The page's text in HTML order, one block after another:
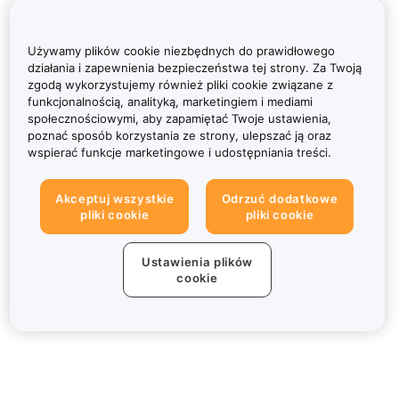
Używamy plików cookie niezbędnych do prawidłowego
działania i zapewnienia bezpieczeństwa tej strony. Za Twoją
zgodą wykorzystujemy również pliki cookie związane z
funkcjonalnością, analityką, marketingiem i mediami
społecznościowymi, aby zapamiętać Twoje ustawienia,
poznać sposób korzystania ze strony, ulepszać ją oraz
wspierać funkcje marketingowe i udostępniania treści.
Akceptuj wszystkie
pliki cookie
Odrzuć dodatkowe
pliki cookie
Ustawienia plików
cookie